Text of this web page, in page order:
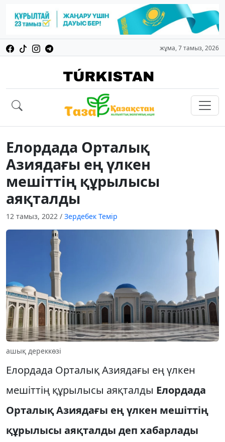
жұма, 7 тамыз, 2026
Елордада Орталық
Азиядағы ең үлкен
мешіттің құрылысы
аяқталды
12 тамыз, 2022 / Зердебек Темір
ашық дереккөзі
Елордада Орталық Азиядағы ең үлкен
мешіттің құрылысы аяқталды Елордада
Орталық Азиядағы ең үлкен мешіттің
құрылысы аяқталды деп хабарлады